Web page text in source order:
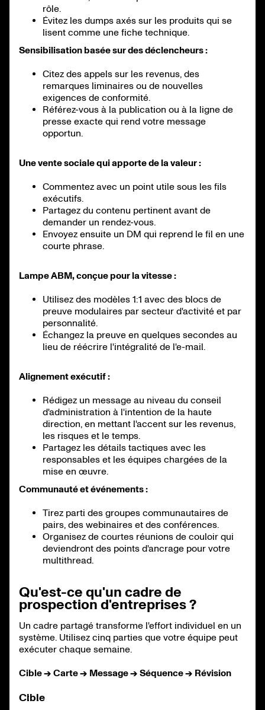
rôle.
Évitez les dumps axés sur les produits qui se
lisent comme une fiche technique.
Sensibilisation basée sur des déclencheurs :
Citez des appels sur les revenus, des
remarques liminaires ou de nouvelles
exigences de conformité.
Référez-vous à la publication ou à la ligne de
presse exacte qui rend votre message
opportun.
Une vente sociale qui apporte de la valeur :
Commentez avec un point utile sous les fils
exécutifs.
Partagez du contenu pertinent avant de
demander un rendez-vous.
Envoyez ensuite un DM qui reprend le fil en une
courte phrase.
Lampe ABM, conçue pour la vitesse :
Utilisez des modèles 1:1 avec des blocs de
preuve modulaires par secteur d'activité et par
personnalité.
Échangez la preuve en quelques secondes au
lieu de réécrire l'intégralité de l'e-mail.
Alignement exécutif :
Rédigez un message au niveau du conseil
d'administration à l'intention de la haute
direction, en mettant l'accent sur les revenus,
les risques et le temps.
Partagez les détails tactiques avec les
responsables et les équipes chargées de la
mise en œuvre.
Communauté et événements :
Tirez parti des groupes communautaires de
pairs, des webinaires et des conférences.
Organisez de courtes réunions de couloir qui
deviendront des points d'ancrage pour votre
multithread.
Qu'est-ce qu'un cadre de
prospection d'entreprises ?
Un cadre partagé transforme l'effort individuel en un
système. Utilisez cinq parties que votre équipe peut
exécuter chaque semaine.
Cible → Carte → Message → Séquence → Révision
Cible